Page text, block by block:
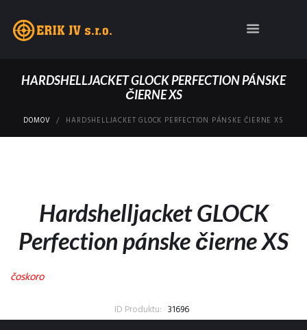
HARDSHELLJACKET GLOCK PERFECTION PÁNSKE
ČIERNE XS
DOMOV HARDSHELLJACKET GLOCK PERFECTION PÁNSKE ČIERNE XS
Hardshelljacket GLOCK
Perfection pánske čierne XS
čoskoro
ID Produktu: 31696